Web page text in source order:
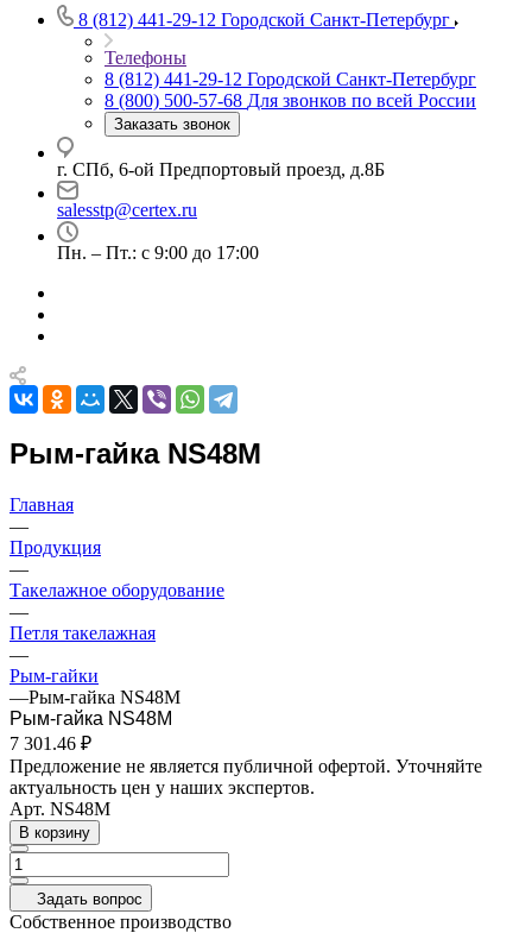
8 (812) 441-29-12 Городской Санкт-Петербург
Телефоны
8 (812) 441-29-12 Городской Санкт-Петербург
8 (800) 500-57-68 Для звонков по всей России
Заказать звонок
г. СПб, 6-ой Предпортовый проезд, д.8Б
salesstp@certex.ru
Пн. – Пт.: с 9:00 до 17:00
Рым-гайка NS48M
Главная
—
Продукция
—
Такелажное оборудование
—
Петля такелажная
—
Рым-гайки
—Рым-гайка NS48M
Рым-гайка NS48M
7 301.46 ₽
Предложение не является публичной офертой. Уточняйте
актуальность цен у наших экспертов.
Арт. NS48M
В корзину
Задать вопрос
Собственное производство